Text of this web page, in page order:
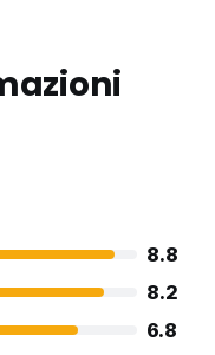
8.8
8.2
6.8